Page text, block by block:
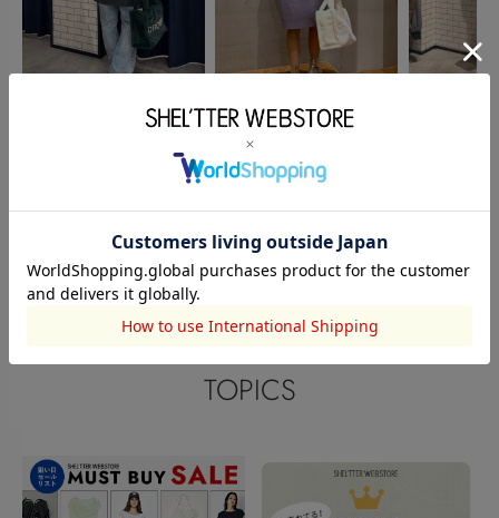
RODEO CROWNS WIDE
RODEO CROWNS WIDE
BOWL
長嶋愛美華
157cm
閲覧中カテゴリーのランキング
TOPICS